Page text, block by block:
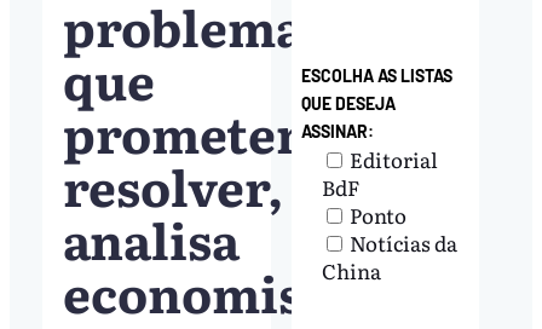
problemas
que
prometem
resolver,
analisa
economista
ESCOLHA AS LISTAS
QUE DESEJA
ASSINAR:
Editorial
BdF
Ponto
Notícias da
China